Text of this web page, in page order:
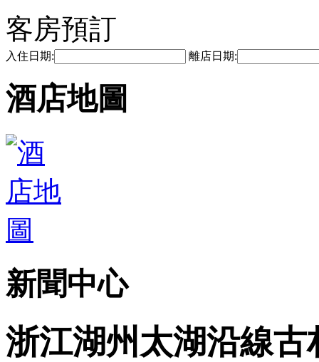
客房預訂
入住日期: 離店日期:
酒店地圖
新聞中心
浙江湖州太湖沿線